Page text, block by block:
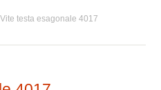
Vite testa esagonale 4017